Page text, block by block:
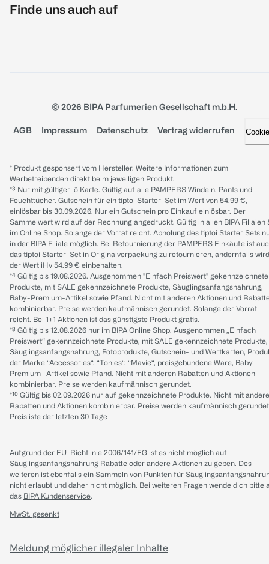
Finde uns auch auf
© 2026 BIPA Parfumerien Gesellschaft m.b.H.
AGB Impressum Datenschutz Vertrag widerrufen
* Produkt gesponsert vom Hersteller. Weitere Informationen zum
Werbetreibenden direkt beim jeweiligen Produkt.
*³ Nur mit gültiger jö Karte. Gültig auf alle PAMPERS Windeln, Pants und
Feuchttücher. Gutschein für ein tiptoi Starter-Set im Wert von 54.99 €,
einlösbar bis 30.09.2026. Nur ein Gutschein pro Einkauf einlösbar. Der
Sammelwert wird auf der Rechnung angedruckt. Gültig in allen BIPA Filialen
im Online Shop. Solange der Vorrat reicht. Abholung des tiptoi Starter Sets
in der BIPA Filiale möglich. Bei Retournierung der PAMPERS Einkäufe ist
das tiptoi Starter-Set in Originalverpackung zu retournieren, andernfalls wird
der Wert iHv 54.99 € einbehalten.
*⁴ Gültig bis 19.08.2026. Ausgenommen "Einfach Preiswert" gekennzeichnete
Produkte, mit SALE gekennzeichnete Produkte, Säuglingsanfangsnahrung,
Baby-Premium-Artikel sowie Pfand. Nicht mit anderen Aktionen und
kombinierbar. Preise werden kaufmännisch gerundet. Solange der Vorrat
reicht. Bei 1+1 Aktionen ist das günstigste Produkt gratis.
*⁸ Gültig bis 12.08.2026 nur im BIPA Online Shop. Ausgenommen „Einfach
Preiswert“ gekennzeichnete Produkte, mit SALE gekennzeichnete Produkte,
Säuglingsanfangsnahrung, Fotoprodukte, Gutschein- und Wertkarten,
der Marke “Accessories“, “Tonies“, “Mavie“, preisgebundene Ware, Baby
Premium- Artikel sowie Pfand. Nicht mit anderen Rabatten und Aktionen
kombinierbar. Preise werden kaufmännisch gerundet.
*¹⁰ Gültig bis 02.09.2026 nur auf gekennzeichnete Produkte. Nicht mit
Rabatten und Aktionen kombinierbar. Preise werden kaufmännisch
Preisliste der letzten 30 Tage
Aufgrund der EU-Richtlinie 2006/141/EG ist es nicht möglich auf
Säuglingsanfangsnahrung Rabatte oder andere Aktionen zu geben. Des
weiteren ist ebenfalls ein Sammeln von Punkten für
nicht erlaubt und daher nicht möglich. Bei weiteren Fragen wende dich bitte
das BIPA Kundenservice.
MwSt. gesenkt
Meldung möglicher illegaler Inhalte